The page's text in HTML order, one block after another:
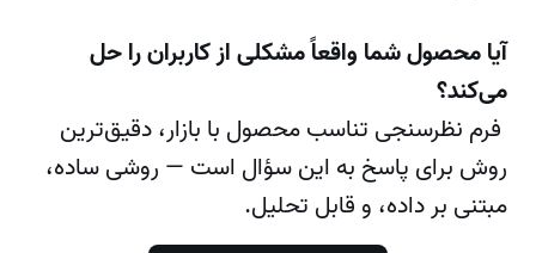
آیا محصول شما واقعاً مشکلی از کاربران را حل
می‌کند؟
فرم نظرسنجی تناسب محصول با بازار، دقیق‌ترین
روش برای پاسخ به این سؤال است — روشی ساده،
مبتنی بر داده، و قابل تحلیل.